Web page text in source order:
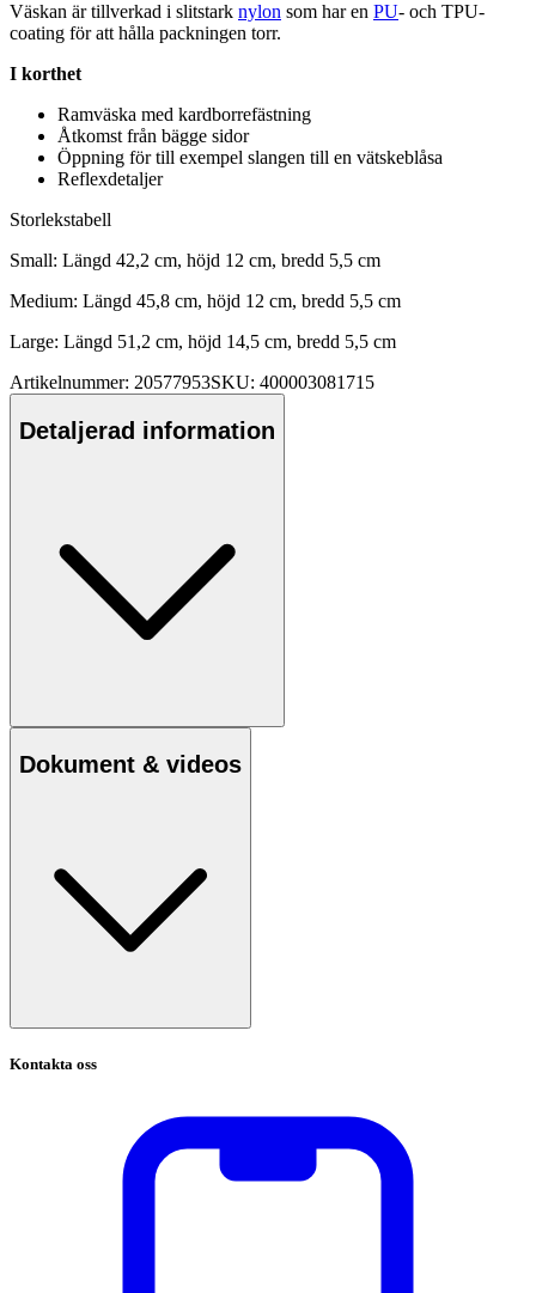
Väskan är tillverkad i slitstark nylon som har en PU- och TPU-
coating för att hålla packningen torr.
I korthet
Ramväska med kardborrefästning
Åtkomst från bägge sidor
Öppning för till exempel slangen till en vätskeblåsa
Reflexdetaljer
Storlekstabell
Small: Längd 42,2 cm, höjd 12 cm, bredd 5,5 cm
Medium: Längd 45,8 cm, höjd 12 cm, bredd 5,5 cm
Large: Längd 51,2 cm, höjd 14,5 cm, bredd 5,5 cm
Artikelnummer: 20577953SKU: 400003081715
Detaljerad information
Dokument & videos
Kontakta oss